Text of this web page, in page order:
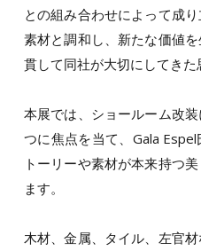
との組み合わせによって成
素材と調和し、新たな価値
貫して同社が大切にしてきた
本展では、ショールーム改
つに焦点を当て、Gala
トーリーや素材が本来持つ
ます。
木材、金属、タイル、左官